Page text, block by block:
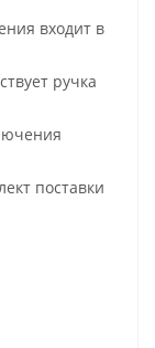
входит в
ручка
поставки